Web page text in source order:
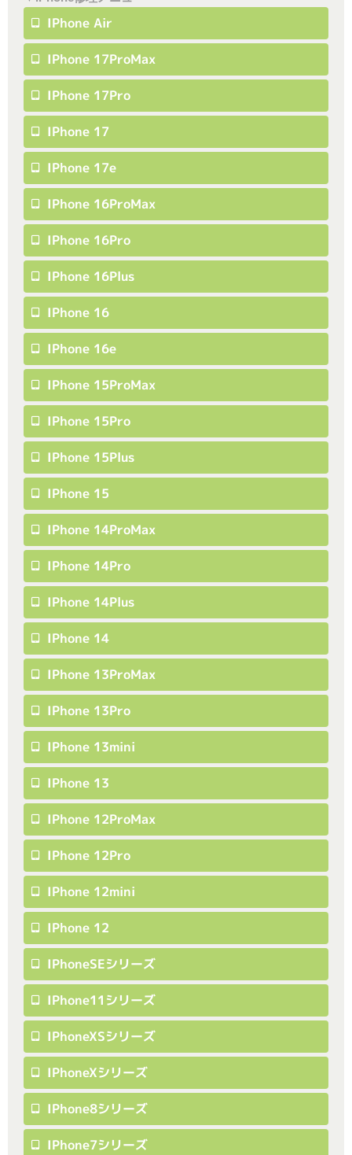
IPhone Air
IPhone 17ProMax
IPhone 17Pro
IPhone 17
IPhone 17e
IPhone 16ProMax
IPhone 16Pro
IPhone 16Plus
IPhone 16
IPhone 16e
IPhone 15ProMax
IPhone 15Pro
IPhone 15Plus
IPhone 15
IPhone 14ProMax
IPhone 14Pro
IPhone 14Plus
IPhone 14
IPhone 13ProMax
IPhone 13Pro
IPhone 13mini
IPhone 13
IPhone 12ProMax
IPhone 12Pro
IPhone 12mini
IPhone 12
IPhoneSEシリーズ
IPhone11シリーズ
IPhoneXSシリーズ
IPhoneXシリーズ
IPhone8シリーズ
IPhone7シリーズ